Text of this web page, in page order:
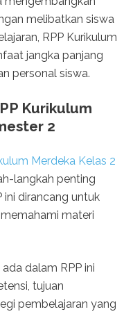
melibatkan siswa
RPP Kurikulum
jangka panjang
personal siswa.
Kurikulum
2
Merdeka Kelas 2
langkah penting
ini dirancang untuk
materi
dalam RPP ini
tujuan
pembelajaran yang